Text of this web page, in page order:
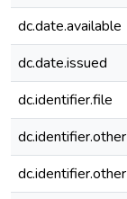
dc.date.available
dc.date.issued
dc.identifier.file
dc.identifier.other
dc.identifier.other